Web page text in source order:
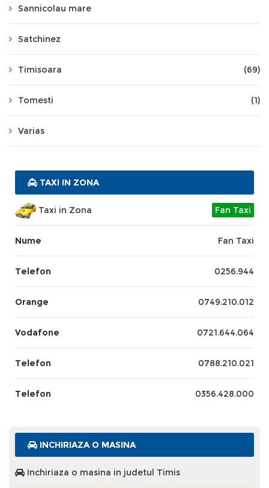
Sannicolau mare
Satchinez
Timisoara (69)
Tomesti (1)
Varias
TAXI IN ZONA
Taxi in Zona Fan Taxi
Nume Fan Taxi
Telefon 0256.944
Orange 0749.210.012
Vodafone 0721.644.064
Telefon 0788.210.021
Telefon 0356.428.000
INCHIRIAZA O MASINA
Inchiriaza o masina in judetul Timis